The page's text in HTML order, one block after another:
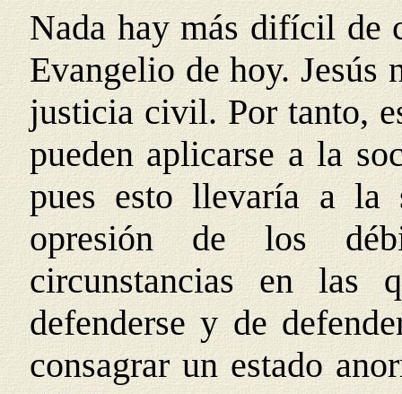
Nada hay más difícil de
Evangelio de hoy.
justicia civil. Por tanto,
pueden aplicarse a la
pues esto llevaría a la
opresión de los
circunstancias en las
defenderse y de
consagrar un estado